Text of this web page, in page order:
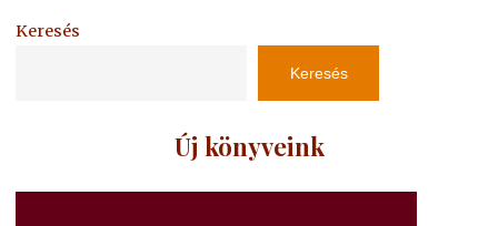
Keresés
Keresés
Új könyveink